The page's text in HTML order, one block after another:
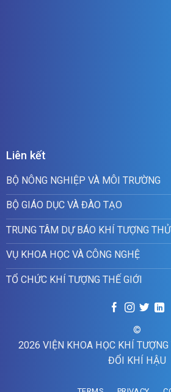
Liên kết
BỘ NÔNG NGHIỆP VÀ MÔI TRƯỜNG
BỘ GIÁO DỤC VÀ ĐÀO TẠO
TRUNG TÂM DỰ BÁO KHÍ TƯỢNG
VỤ KHOA HỌC VÀ CÔNG NGHỆ
TỔ CHỨC KHÍ TƯỢNG THẾ GIỚI
©
2026 VIỆN KHOA HỌC KHÍ
ĐỔI KHÍ HẬU